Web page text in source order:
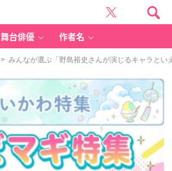
舞台俳優 作者名
> みんなが選ぶ「野島裕史さんが演じるキャラと